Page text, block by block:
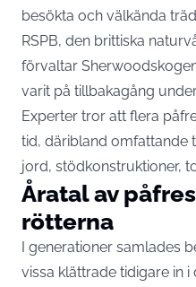
besökta och välkända
RSPB, den brittiska
förvaltar
varit på tillbakagång
Experter tror att flera
tid, däribland omfattande
jord, stödkonstruktioner,
Åratal av
rötterna
I generationer samlades
vissa klättrade tidigare in i